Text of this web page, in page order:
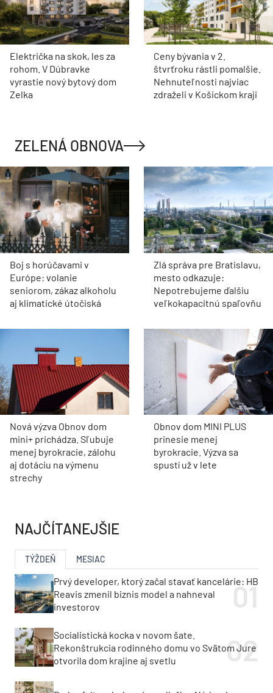
Električka na skok, les za
rohom. V Dúbravke
vyrastie nový bytový dom
Zelka
Ceny bývania v 2.
štvrťroku rástli pomalšie.
Nehnuteľnosti najviac
zdraželi v Košickom kraji
ZELENÁ OBNOVA
Boj s horúčavami v
Európe: volanie
seniorom, zákaz alkoholu
aj klimatické útočiská
Zlá správa pre Bratislavu,
mesto odkazuje:
Nepotrebujeme ďalšiu
veľkokapacitnú spaľovňu
Nová výzva Obnov dom
mini+ prichádza. Sľubuje
menej byrokracie, zálohu
aj dotáciu na výmenu
strechy
Obnov dom MINI PLUS
prinesie menej
byrokracie. Výzva sa
spustí už v lete
NAJČÍTANEJŠIE
TÝŽDEŇ MESIAC
Prvý developer, ktorý začal stavať kancelárie: HB
Reavis zmenil biznis model a nahneval
investorov
Socialistická kocka v novom šate.
Rekonštrukcia rodinného domu vo Svätom Jure
otvorila dom krajine aj svetlu